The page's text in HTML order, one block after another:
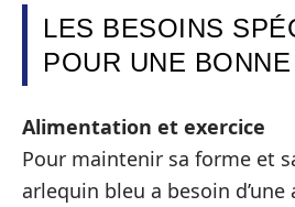
LES BESOINS
POUR UNE
Alimentation et exercice
Pour maintenir sa forme et
arlequin bleu a besoin